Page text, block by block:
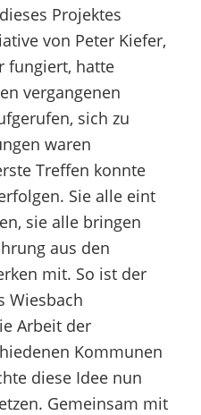
Projektes
von Peter Kiefer,
fungiert, hatte
vergangenen
sich zu
waren
Treffen konnte
Sie alle eint
sie alle bringen
aus den
mit. So ist der
Wiesbach
Arbeit der
Kommunen
diese Idee nun
Gemeinsam mit